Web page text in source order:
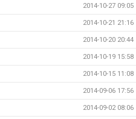
2014-10-27 09:05
2014-10-21 21:16
2014-10-20 20:44
2014-10-19 15:58
2014-10-15 11:08
2014-09-06 17:56
2014-09-02 08:06